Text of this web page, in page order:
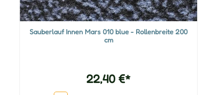
Sauberlauf Innen Mars 010 blue - Rollenbreite 200
cm
22,40 €*